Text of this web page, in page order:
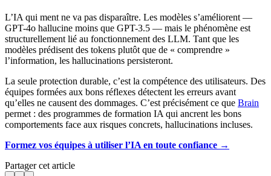
L’IA qui ment ne va pas disparaître. Les modèles s’améliorent —
GPT-4o hallucine moins que GPT-3.5 — mais le phénomène est
structurellement lié au fonctionnement des LLM. Tant que les
modèles prédisent des tokens plutôt que de « comprendre »
l’information, les hallucinations persisteront.
La seule protection durable, c’est la compétence des utilisateurs. Des
équipes formées aux bons réflexes détectent les erreurs avant
qu’elles ne causent des dommages. C’est précisément ce que Brain
permet : des programmes de formation IA qui ancrent les bons
comportements face aux risques concrets, hallucinations incluses.
Formez vos équipes à utiliser l’IA en toute confiance →
Partager cet article